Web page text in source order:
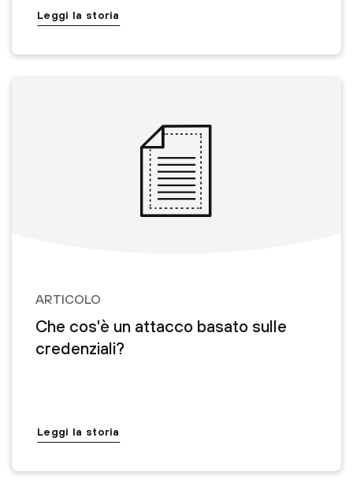
Leggi la storia
ARTICOLO
Che cos'è un attacco basato sulle
credenziali?
Leggi la storia